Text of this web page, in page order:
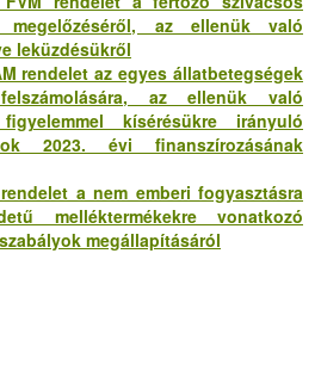
megelőzéséről, az ellenük való
leküzdésükről
rendelet az egyes állatbetegségek
az ellenük való
kísérésükre irányuló
2023. évi finanszírozásának
a nem emberi fogyasztásra
melléktermékekre vonatkozó
megállapításáról